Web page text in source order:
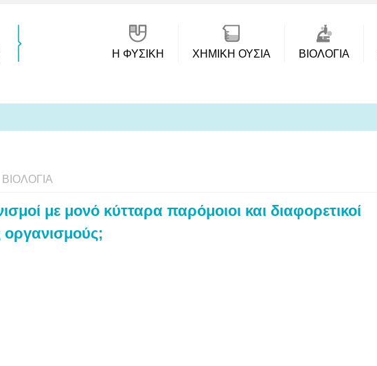
Η ΦΥΣΙΚΗ ΧΗΜΙΚΉ ΟΥΣΊΑ ΒΙΟΛΟΓΊΑ
ΒΙΟΛΟΓΊΑ
με μονό κύτταρα παρόμοιοι και διαφορετικοί
οργανισμούς;